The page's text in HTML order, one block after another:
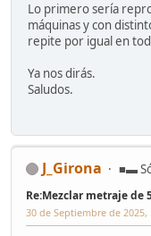
Lo primero sería
máquinas y con
repite por igual en
Ya nos dirás.
Saludos.
J_Girona ■▬
Re:Mezclar metraje de
30 de Septiembre de 2025,